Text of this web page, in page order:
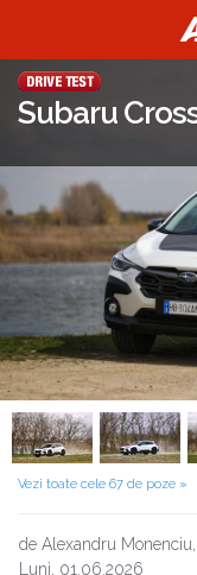
Subaru
Vezi toate cele 67 de poze »
de Alexandru
Luni, 01.06.2026